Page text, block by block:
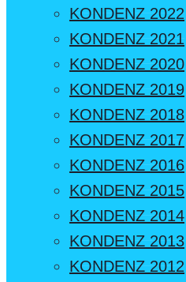
KONDENZ 2022
KONDENZ 2021
KONDENZ 2020
KONDENZ 2019
KONDENZ 2018
KONDENZ 2017
KONDENZ 2016
KONDENZ 2015
KONDENZ 2014
KONDENZ 2013
KONDENZ 2012